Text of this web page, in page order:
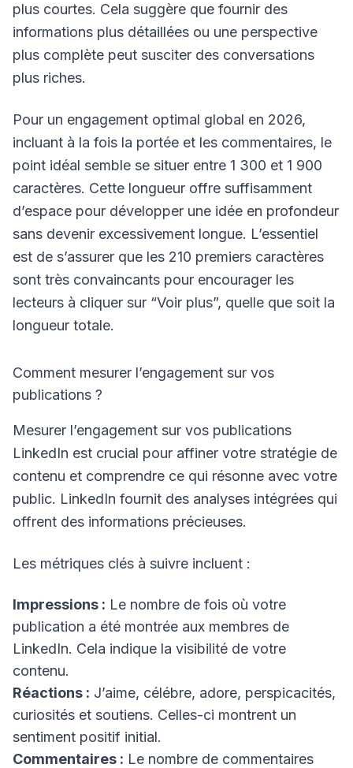
plus courtes. Cela suggère que fournir des
informations plus détaillées ou une perspective
plus complète peut susciter des conversations
plus riches.
Pour un engagement optimal global en 2026,
incluant à la fois la portée et les commentaires, le
point idéal semble se situer entre 1 300 et 1 900
caractères. Cette longueur offre suffisamment
d’espace pour développer une idée en profondeur
sans devenir excessivement longue. L’essentiel
est de s’assurer que les 210 premiers caractères
sont très convaincants pour encourager les
lecteurs à cliquer sur “Voir plus”, quelle que soit la
longueur totale.
Comment mesurer l’engagement sur vos
publications ?
Mesurer l’engagement sur vos publications
LinkedIn est crucial pour affiner votre stratégie de
contenu et comprendre ce qui résonne avec votre
public. LinkedIn fournit des analyses intégrées qui
offrent des informations précieuses.
Les métriques clés à suivre incluent :
Impressions : Le nombre de fois où votre
publication a été montrée aux membres de
LinkedIn. Cela indique la visibilité de votre
contenu.
Réactions : J’aime, célébre, adore, perspicacités,
curiosités et soutiens. Celles-ci montrent un
sentiment positif initial.
Commentaires : Le nombre de commentaires